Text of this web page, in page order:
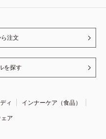
注文
を探す
ィ
インナーケア（食品）
ア